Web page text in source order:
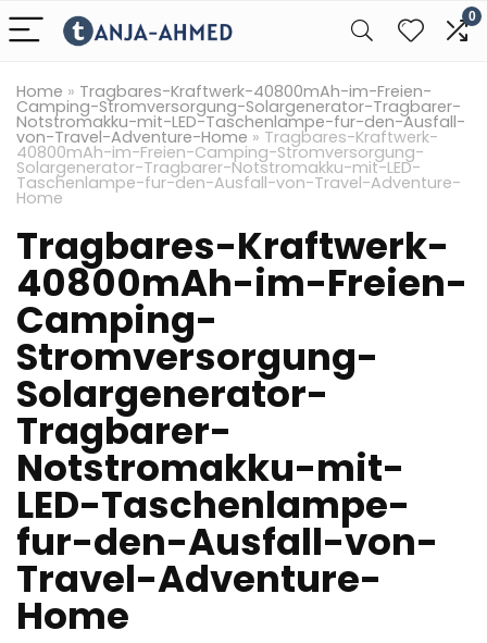
0
Home » Tragbares-Kraftwerk-40800mAh-im-Freien-
Camping-Stromversorgung-Solargenerator-Tragbarer-
Notstromakku-mit-LED-Taschenlampe-fur-den-Ausfall-
von-Travel-Adventure-Home » Tragbares-Kraftwerk-
40800mAh-im-Freien-Camping-Stromversorgung-
Solargenerator-Tragbarer-Notstromakku-mit-LED-
Taschenlampe-fur-den-Ausfall-von-Travel-Adventure-
Home
Tragbares-Kraftwerk-
40800mAh-im-Freien-
Camping-
Stromversorgung-
Solargenerator-
Tragbarer-
Notstromakku-mit-
LED-Taschenlampe-
fur-den-Ausfall-von-
Travel-Adventure-
Home